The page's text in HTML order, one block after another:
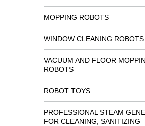
MOPPING ROBOTS
WINDOW CLEANING ROBOTS
VACUUM AND FLOOR
ROBOTS
ROBOT TOYS
PROFESSIONAL STEAM
FOR CLEANING, SANITIZING